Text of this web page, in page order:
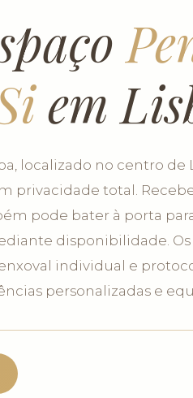
em
localizado no centro de
privacidade total.
pode bater à porta
disponibilidade.
individual e
personalizadas e